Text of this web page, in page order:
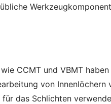
CCMT und VBMT
von Innenlöchern
das Schlichten